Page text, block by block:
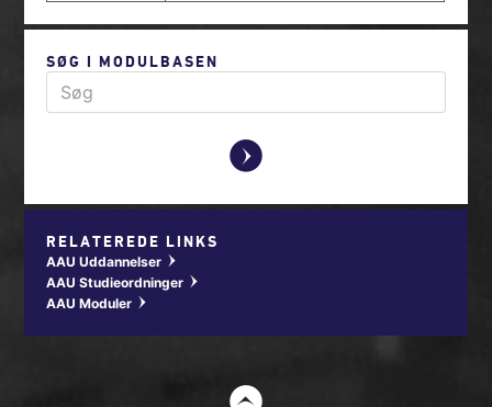
SØG I MODULBASEN
y
RELATEREDE LINKS
AAU Uddannelser w
AAU Studieordninger w
AAU Moduler w